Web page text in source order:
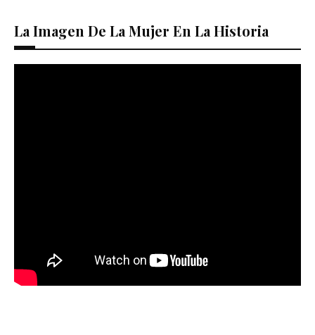
La Imagen De La Mujer En La Historia